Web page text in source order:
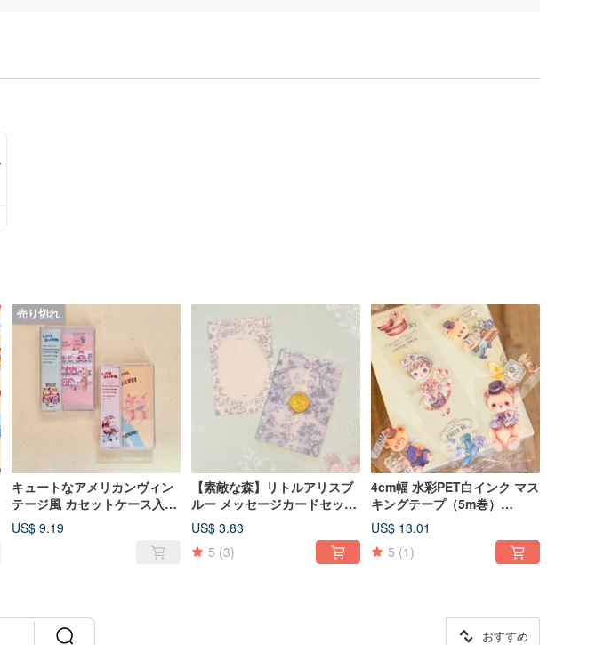
売り切れ
キュートなアメリカンヴィン
テージ風 カセットケース入り
両面メモパッド 2種
US$ 9.19
【素敵な森】リトルアリスブ
ルー メッセージカードセット
（包装紙＆シーリングワック
ス付き）
US$ 3.83
5 (3)
4cm幅 水彩PET白インク マス
キングテープ（5m巻）
【Bonjour】
US$ 13.01
5 (1)
おすすめ